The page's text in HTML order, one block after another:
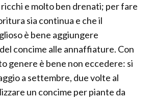
e molto ben drenati; per fare
sia continua e che il
è bene aggiungere
concime alle annaffiature. Con
genere è bene non eccedere: si
a settembre, due volte al
un concime per piante da